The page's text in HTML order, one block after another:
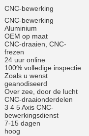
CNC-bewerking
CNC-bewerking
Aluminium
OEM op maat
CNC-draaien, CNC-
frezen
24 uur online
100% volledige inspectie
Zoals u wenst
geanodiseerd
Over zee, door de lucht
CNC-draaionderdelen
3 4 5 Axis CNC-
bewerkingsdienst
7-15 dagen
hoog